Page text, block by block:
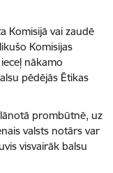
Komisijā vai zaudē
Komisijas
nākamo
pēdējās Ētikas
prombūtnē, uz
valsts notārs var
visvairāk balsu